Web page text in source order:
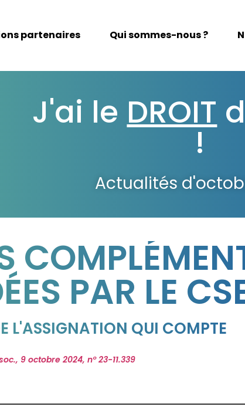
partenaires Qui sommes-nous ?
J'ai le DROIT
!
Actualités
PAR LE
L'ASSIGNATION QUI COMPTE
9 octobre 2024, n° 23-11.339